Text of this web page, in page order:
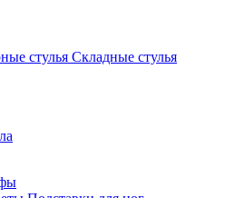
стулья Складные стулья